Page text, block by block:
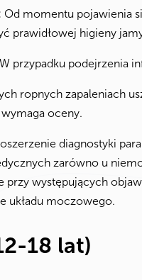
Od momentu pojawienia
prawidłowej higieny
W przypadku podejrzenia
ropnych zapaleniach
oceny.
diagnostyki
zarówno u
przy występujących
układu moczowego.
18 lat)